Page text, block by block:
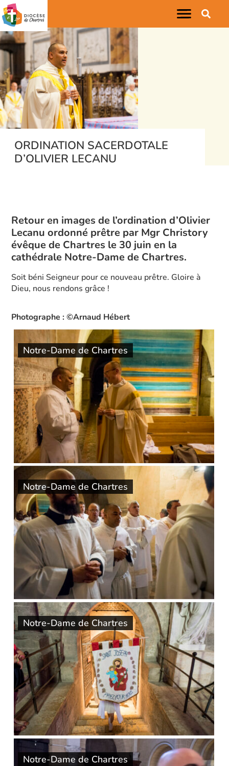
ORDINATION SACERDOTALE
D’OLIVIER LECANU
Retour en images de l’ordination d’Olivier
Lecanu ordonné prêtre par Mgr Christory
évêque de Chartres le 30 juin en la
cathédrale Notre-Dame de Chartres.
Soit béni Seigneur pour ce nouveau prêtre. Gloire à
Dieu, nous rendons grâce !
Photographe : ©Arnaud Hébert
Notre-Dame de Chartres
Notre-Dame de Chartres
Notre-Dame de Chartres
Notre-Dame de Chartres